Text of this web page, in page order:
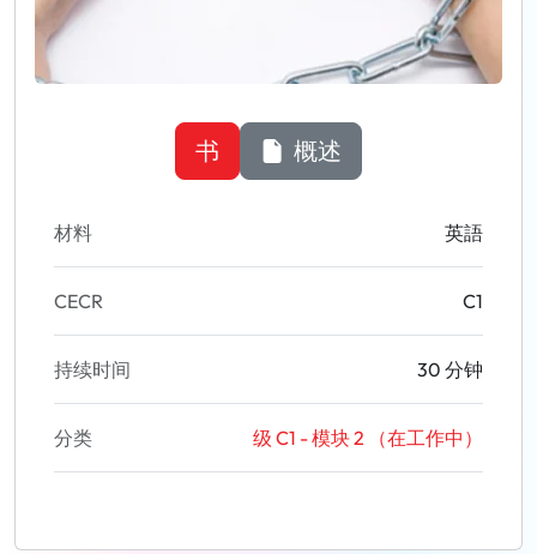
书 概述
材料 英語
CECR C1
持续时间 30 分钟
分类 级 C1 - 模块 2 （在工作中）